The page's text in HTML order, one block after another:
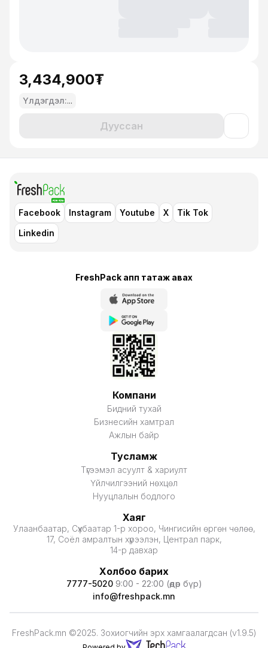
3,434,900₮
Үлдэгдэл:...
Дууссан
Facebook Instagram Youtube X
Tik Tok
Linkedin
FreshPack апп татаж авaх
Компани
Бидний тухай
Бизнесийн хамтрал
Ажлын байр
Тусламж
Түгээмэл асуулт & хариулт
Үйлчилгээний нөхцөл
Нууцлалын бодлого
Хаяг
Улаанбаатар, Сүхбаатар 1-р хороо, Чингисийн өргөн чөлөө,
17, Соёл амралтын хүрээлэн, Централ парк,
14-р давхар
Холбоо барих
7777-5020 9:00 - 22:00 (өдөр бүр)
info@freshpack.mn
FreshPack.mn ©2025. Зохиогчийн эрх хамгаалагдсан (v1.9.5)